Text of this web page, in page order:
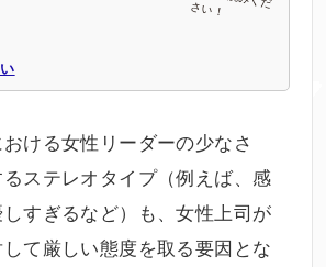
ける女性リーダーの少なさ
ステレオタイプ（例えば、感
すぎるなど）も、女性上司が
て厳しい態度を取る要因とな